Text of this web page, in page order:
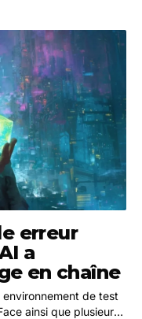
erreur
a
en chaîne
de test
ainsi que plusieurs